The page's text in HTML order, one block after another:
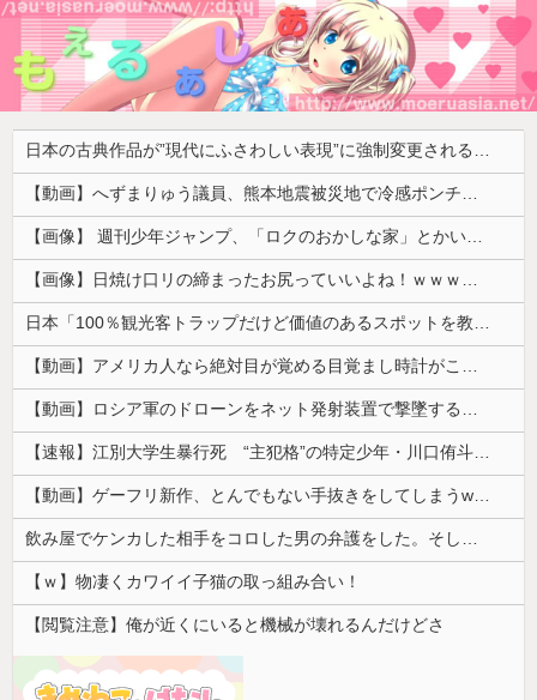
日本の古典作品が”現代にふさわしい表現”に強制変更される事態が進行中、今の価値観に照らせば……
【動画】へずまりゅう議員、熊本地震被災地で冷感ポンチョ配布 → 被災民の衝撃の反応がコチラ → ｗｗｗｗｗｗｗｗｗｗｗｗｗｗｗｗ
【画像】 週刊少年ジャンプ、「ロクのおかしな家」とかいう微妙な漫画を巻頭カラーにしたせいで100万部切る
【画像】日焼け口リの締まったお尻っていいよね！ｗｗｗｗｗ
日本「100％観光客トラップだけど価値のあるスポットを教えてほしい」
【動画】アメリカ人なら絶対目が覚める目覚まし時計がこちらｗｗｗｗｗ
【動画】ロシア軍のドローンをネット発射装置で撃墜するウクライナ。
【速報】江別大学生暴行死 “主犯格”の特定少年・川口侑斗被告に「無期懲役」の判決 当時17歳少年に「懲役30年」の判決
【動画】ゲーフリ新作、とんでもない手抜きをしてしまうwwwww
飲み屋でケンカした相手をコロした男の弁護をした。そして数年後、因果応報を思わせる出来事が…
【ｗ】物凄くカワイイ子猫の取っ組み合い！
【閲覧注意】俺が近くにいると機械が壊れるんだけどさ